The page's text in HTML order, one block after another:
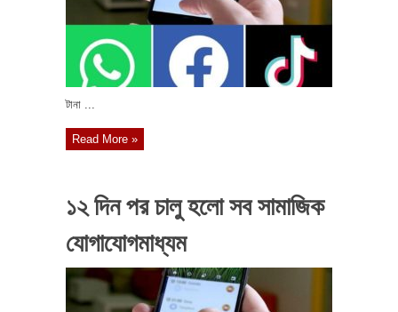
টানা ...
Read More »
১২ দিন পর চালু হলো সব সামাজিক
যোগাযোগমাধ্যম